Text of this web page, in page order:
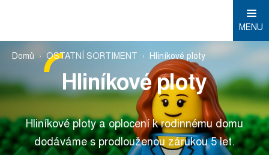
MENU
Domů OSTATNÍ SORTIMENT Hliníkové ploty
Hliníkové ploty
Hliníkové ploty a oplocení k rodinnému domu
dodáváme s prodlouženou zárukou 5 let.